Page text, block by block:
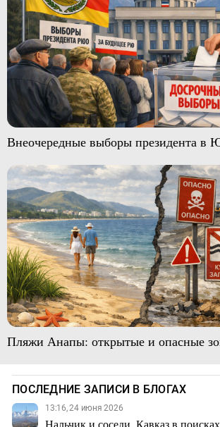
Внеочередные выборы президента в
Пляжи Анапы: открытые и опасные
ПОСЛЕДНИЕ ЗАПИСИ В БЛОГАХ
13:16, 24 июня 2026